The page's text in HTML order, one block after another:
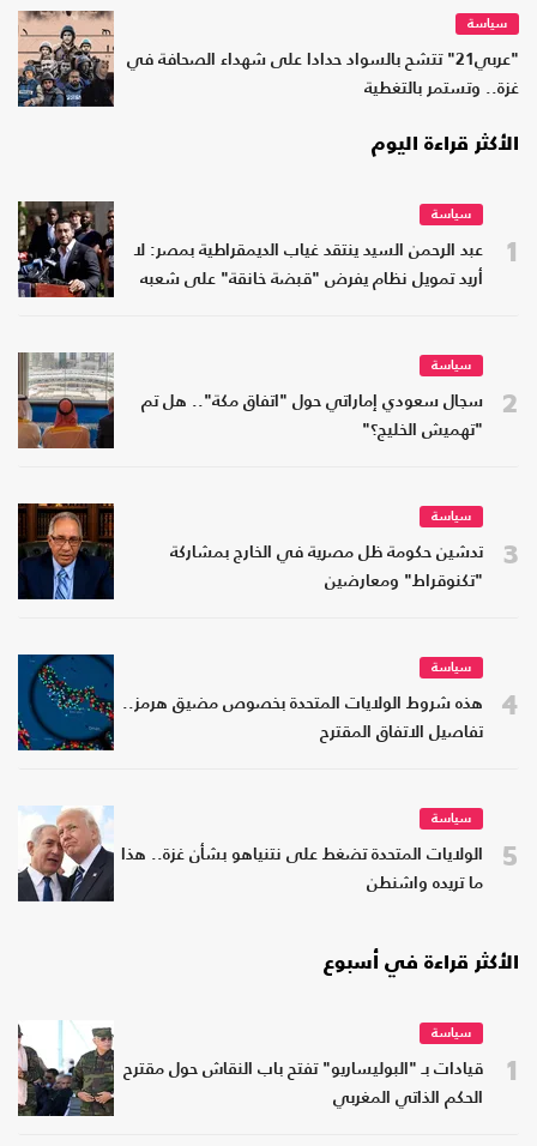
سياسة
"عربي21" تتشح بالسواد حدادا على شهداء الصحافة في
غزة.. وتستمر بالتغطية
الأكثر قراءة اليوم
1
سياسة
عبد الرحمن السيد ينتقد غياب الديمقراطية بمصر: لا
أريد تمويل نظام يفرض "قبضة خانقة" على شعبه
2
سياسة
سجال سعودي إماراتي حول "اتفاق مكة".. هل تم
"تهميش الخليج؟"
3
سياسة
تدشين حكومة ظل مصرية في الخارج بمشاركة
"تكنوقراط" ومعارضين
4
سياسة
هذه شروط الولايات المتحدة بخصوص مضيق هرمز..
تفاصيل الاتفاق المقترح
5
سياسة
الولايات المتحدة تضغط على نتنياهو بشأن غزة.. هذا
ما تريده واشنطن
الأكثر قراءة في أسبوع
1
سياسة
قيادات بـ "البوليساريو" تفتح باب النقاش حول مقترح
الحكم الذاتي المغربي